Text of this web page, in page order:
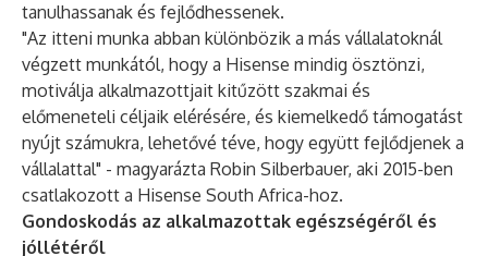
tanulhassanak és fejlődhessenek.
"Az itteni munka abban különbözik a más vállalatoknál
végzett munkától, hogy a Hisense mindig ösztönzi,
motiválja alkalmazottjait kitűzött szakmai és
előmeneteli céljaik elérésére, és kiemelkedő támogatást
nyújt számukra, lehetővé téve, hogy együtt fejlődjenek a
vállalattal" - magyarázta Robin Silberbauer, aki 2015-ben
csatlakozott a Hisense South Africa-hoz.
Gondoskodás az alkalmazottak egészségéről és
jóllétéről